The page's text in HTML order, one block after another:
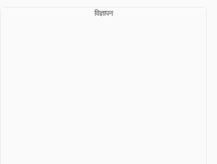
विज्ञापन